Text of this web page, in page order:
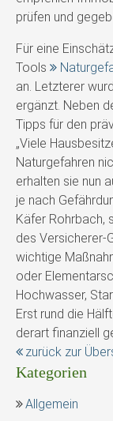
prüfen und
Für eine
Tools
an. Letzterer
ergänzt. Neben
Tipps für den
„Viele
Naturgefahren
erhalten sie nun
je nach
Käfer Rohrbach,
des Versicherer-
wichtige
oder
Hochwasser,
Erst rund die
derart finanziell
zurück zur
Kategorien
Allgemein